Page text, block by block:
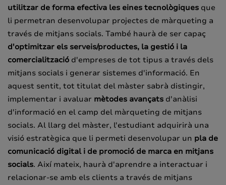
utilitzar de forma efectiva les eines tecnològiques que
li permetran desenvolupar projectes de màrqueting a
través de mitjans socials. També haurà de ser capaç
d'optimitzar els serveis/productes, la gestió i la
comercialització d'empreses de tot tipus a través dels
mitjans socials i generar sistemes d'informació. En
aquest sentit, tot titulat del màster sabrà distingir,
implementar i avaluar mètodes avançats d'anàlisi
d'informació en el camp del màrqueting de mitjans
socials. Al llarg del màster, l'estudiant adquirirà una
visió estratègica que li permeti desenvolupar un pla de
comunicació digital i de promoció de marca en mitjans
socials. Així mateix, haurà d'aprendre a interactuar i
relacionar-se amb els clients a través de mitjans